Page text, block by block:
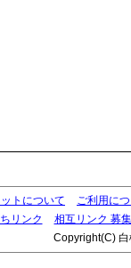
トについて
ご利用に
リンク
相互リンク 募
Copyright(C)